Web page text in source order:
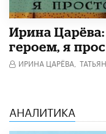
Ирина
героем, я
ИРИНА ЦАРЁВА,
АНАЛИТИКА